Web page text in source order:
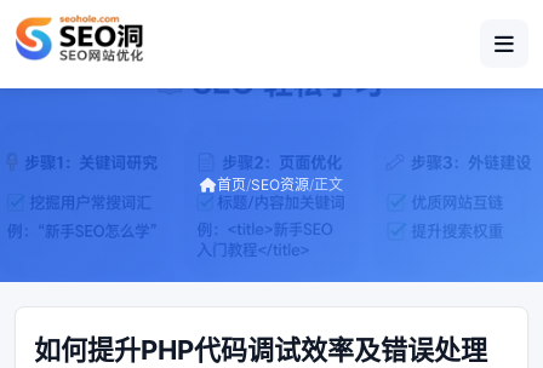
首页/SEO资源/正文
如何提升PHP代码调试效率及错误处理